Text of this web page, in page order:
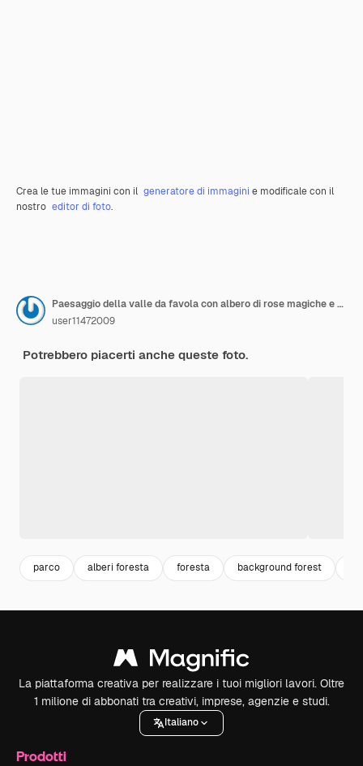
Crea le tue immagini con il generatore di immagini e modificale con il
nostro editor di foto.
Paesaggio della valle da favola con albero di rose magiche e nebbia lilla
user11472009
Potrebbero piacerti anche queste foto.
parco alberi foresta foresta background forest
La piattaforma creativa per realizzare i tuoi migliori lavori. Oltre
1 milione di abbonati tra creativi, imprese, agenzie e studi.
Italiano
Prodotti